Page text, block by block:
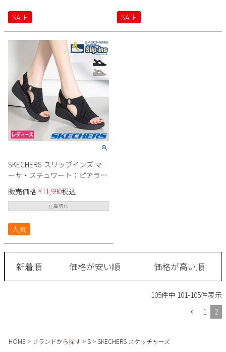
6
7 8 9 10 11
12
15
20
21
27
28
新規会員登録
会社概要
プライバシーポリシー
特定商取引法に基づく表示
お問い合わせ
SALE SALE
SKECHERS スリップインズ マ
ーサ・スチュワート：ピアライ
ト - パーク パス 188001 レディ
ース
販売価格 ¥11,990税込
在庫切れ
人気
新着順 価格が安い順 価格が高い順
105件中 101-105件表示
1
2
HOME ブランドから探す S SKECHERS スケッチャーズ